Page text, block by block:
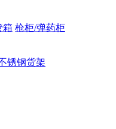
箱 枪柜/弹药柜
锈钢货架